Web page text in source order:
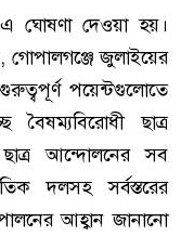
ঘোষণা দেওয়া হয়।
জুলাইয়ের
পয়েন্টগুলোতে
বৈষম্যবিরোধী ছাত্র
ছাত্র আন্দোলনের সব
দলসহ সর্বস্তরের
আহ্বান জানানো